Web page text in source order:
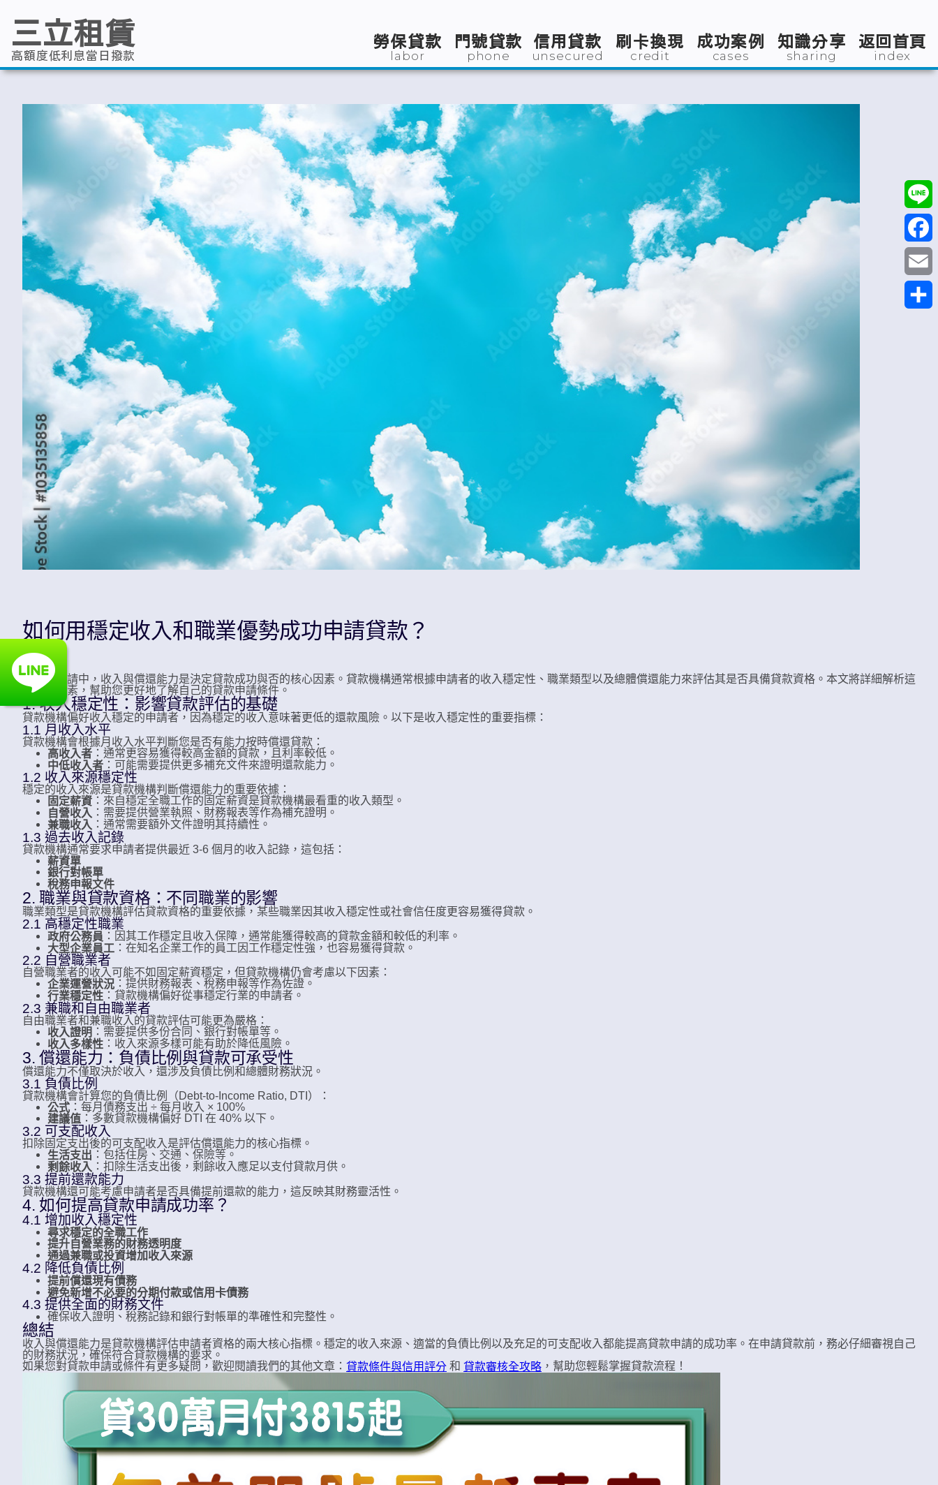
三立租賃
高額度低利息當日撥款
勞保貸款
labor
門號貸款
phone
信用貸款
unsecured
刷卡換現
credit
成功案例
cases
知識分享
sharing
返回首頁
index
如何用穩定收入和職業優勢成功申請貸款？
在貸款申請中，收入與償還能力是決定貸款成功與否的核心因素。貸款機構通常根據申請者的收入穩定性、職業類型以及總體償還能力來評估其是否具備貸款資格。本文將詳細解析這
些關鍵因素，幫助您更好地了解自己的貸款申請條件。
1. 收入穩定性：影響貸款評估的基礎
貸款機構偏好收入穩定的申請者，因為穩定的收入意味著更低的還款風險。以下是收入穩定性的重要指標：
1.1 月收入水平
貸款機構會根據月收入水平判斷您是否有能力按時償還貸款：
高收入者 ：通常更容易獲得較高金額的貸款，且利率較低。
中低收入者 ：可能需要提供更多補充文件來證明還款能力。
1.2 收入來源穩定性
穩定的收入來源是貸款機構判斷償還能力的重要依據：
固定薪資 ：來自穩定全職工作的固定薪資是貸款機構最看重的收入類型。
自營收入 ：需要提供營業執照、財務報表等作為補充證明。
兼職收入 ：通常需要額外文件證明其持續性。
1.3 過去收入記錄
貸款機構通常要求申請者提供最近 3-6 個月的收入記錄，這包括：
薪資單
銀行對帳單
稅務申報文件
2. 職業與貸款資格：不同職業的影響
職業類型是貸款機構評估貸款資格的重要依據，某些職業因其收入穩定性或社會信任度更容易獲得貸款。
2.1 高穩定性職業
政府公務員 ：因其工作穩定且收入保障，通常能獲得較高的貸款金額和較低的利率。
大型企業員工 ：在知名企業工作的員工因工作穩定性強，也容易獲得貸款。
2.2 自營職業者
自營職業者的收入可能不如固定薪資穩定，但貸款機構仍會考慮以下因素：
企業運營狀況 ：提供財務報表、稅務申報等作為佐證。
行業穩定性 ：貸款機構偏好從事穩定行業的申請者。
2.3 兼職和自由職業者
自由職業者和兼職收入的貸款評估可能更為嚴格：
收入證明 ：需要提供多份合同、銀行對帳單等。
收入多樣性 ：收入來源多樣可能有助於降低風險。
3. 償還能力：負債比例與貸款可承受性
償還能力不僅取決於收入，還涉及負債比例和總體財務狀況。
3.1 負債比例
貸款機構會計算您的負債比例（Debt-to-Income Ratio, DTI）：
公式 ：每月債務支出 ÷ 每月收入 × 100%
建議值 ：多數貸款機構偏好 DTI 在 40% 以下。
3.2 可支配收入
扣除固定支出後的可支配收入是評估償還能力的核心指標。
生活支出 ：包括住房、交通、保險等。
剩餘收入 ：扣除生活支出後，剩餘收入應足以支付貸款月供。
3.3 提前還款能力
貸款機構還可能考慮申請者是否具備提前還款的能力，這反映其財務靈活性。
4. 如何提高貸款申請成功率？
4.1 增加收入穩定性
尋求穩定的全職工作
提升自營業務的財務透明度
通過兼職或投資增加收入來源
4.2 降低負債比例
提前償還現有債務
避免新增不必要的分期付款或信用卡債務
4.3 提供全面的財務文件
確保收入證明、稅務記錄和銀行對帳單的準確性和完整性。
總結
收入與償還能力是貸款機構評估申請者資格的兩大核心指標。穩定的收入來源、適當的負債比例以及充足的可支配收入都能提高貸款申請的成功率。在申請貸款前，務必仔細審視自己
的財務狀況，確保符合貸款機構的要求。
如果您對貸款申請或條件有更多疑問，歡迎閱讀我們的其他文章： 貸款條件與信用評分 和 貸款審核全攻略 ，幫助您輕鬆掌握貸款流程！
Line
Email